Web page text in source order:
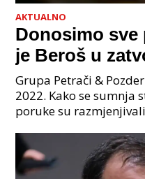
AKTUALNO
Donosimo
je Beroš u
godinama.
sljedeći
Grupa Petrači &
2022. Kako se sumnja
poruke su